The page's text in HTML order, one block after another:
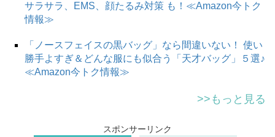
サラサラ、EMS、顔たるみ対策 も！≪Amazon今トク
情報≫
「ノースフェイスの黒バッグ」なら間違いない！ 使い
勝手よすぎ＆どんな服にも似合う「天才バッグ」５選♪
≪Amazon今トク情報≫
>>もっと見る
スポンサーリンク